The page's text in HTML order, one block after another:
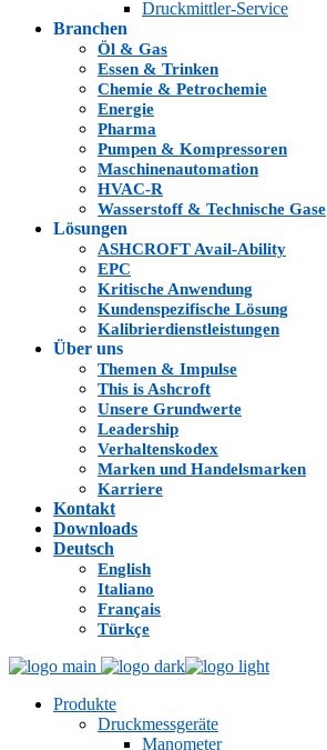
Druckmittler-Service
Branchen
Öl & Gas
Essen & Trinken
Chemie & Petrochemie
Energie
Pharma
Pumpen & Kompressoren
Maschinenautomation
HVAC-R
Wasserstoff & Technische Gase
Lösungen
ASHCROFT Avail-Ability
EPC
Kritische Anwendung
Kundenspezifische Lösung
Kalibrierdienstleistungen
Über uns
Themen & Impulse
This is Ashcroft
Unsere Grundwerte
Leadership
Verhaltenskodex
Marken und Handelsmarken
Karriere
Kontakt
Downloads
Deutsch
English
Italiano
Français
Türkçe
Produkte
Druckmessgeräte
Manometer